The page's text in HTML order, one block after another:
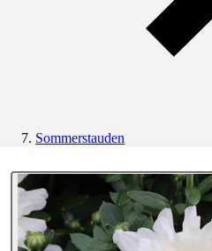
Sommerstauden